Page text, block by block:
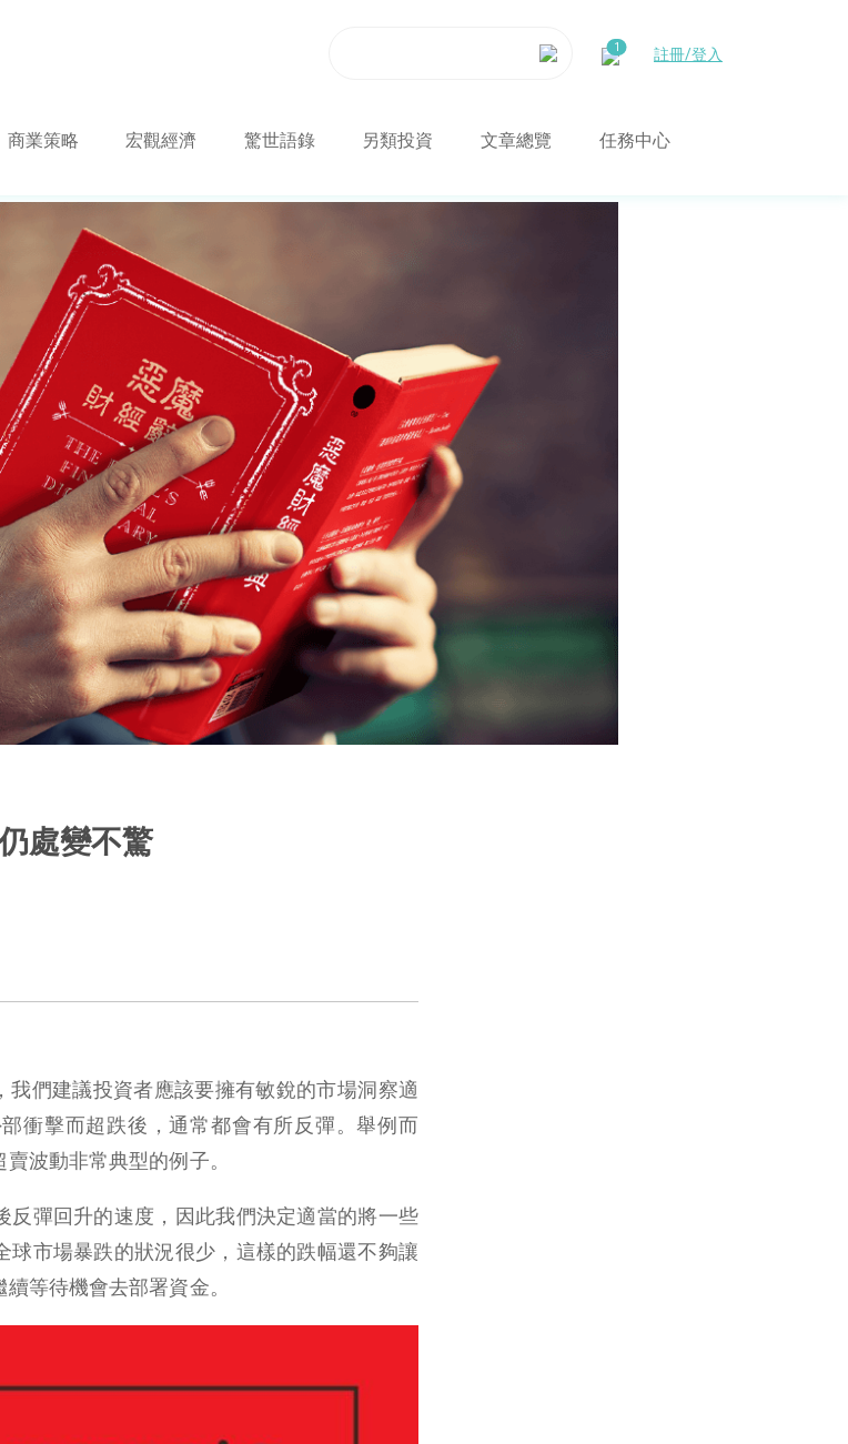
註冊/登入
商業策略 宏觀經濟 驚世語錄 另類投資 文章總覽 任務中心
處變不驚
們建議投資者應該要擁有敏銳的市場洞察適
衝擊而超跌後，通常都會有所反彈。舉例而
波動非常典型的例子。
彈回升的速度，因此我們決定適當的將一些
市場暴跌的狀況很少，這樣的跌幅還不夠讓
等待機會去部署資金。